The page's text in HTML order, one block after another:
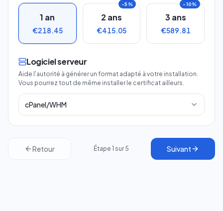
1 an
€218.45
−5 %
2 ans
€415.05
−10%
3 ans
€589.81
Logiciel serveur
Aide l'autorité à générer un format adapté à votre installation.
Vous pourrez tout de même installer le certificat ailleurs.
cPanel/WHM
Retour Étape 1 sur 5 Suivant